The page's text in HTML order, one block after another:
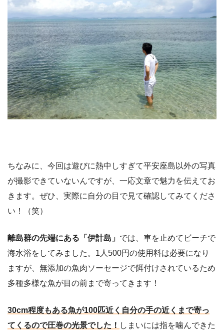
ちなみに、今回は遊びに熱中しすぎて平安座島以外の写真
が撮影できていないんですが、一応文章で魅力を伝えてお
きます。ぜひ、実際に自分の目で見て確認してみてくださ
い！（笑）
離島群の先端にある「伊計島」 では、車を止めてビーチで
海水浴をしてみました。1人500円の使用料は必要になり
ますが、無添加の魚肉ソーセージで餌付けされているため
多種多様な魚が目の前まで寄ってきます！
30cm程度もある魚が100匹近く自分の手の近くまで寄っ
てくるので圧巻の光景でした！ しまいには指を噛んできた